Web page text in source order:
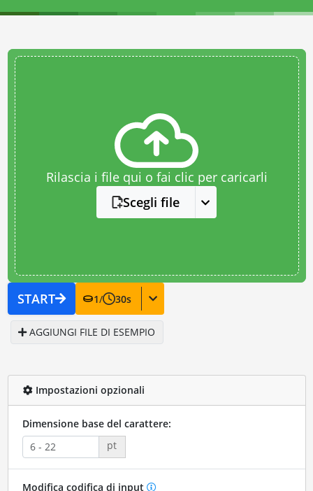
Rilascia i file qui o fai clic per caricarli
Scegli file
START 1/ 30s
AGGIUNGI FILE DI ESEMPIO
Impostazioni opzionali
Dimensione base del carattere:
pt
Modifica codifica di input